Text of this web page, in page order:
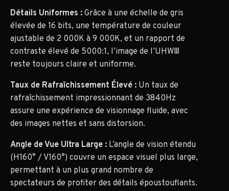
Détails Uniformes : Grâce à une échelle de gris
élevée de 16 bits, une température de couleur
ajustable de 2 000K à 9 000K, et un rapport de
contraste élevé de 5000:1, l’image de l’UHWⅢ
reste toujours claire et uniforme.
Taux de Rafraîchissement Élevé : Un taux de
rafraîchissement impressionnant de 3840Hz
assure une expérience de visionnage fluide, avec
des images nettes et sans distorsion.
Angle de Vue Ultra Large : L’angle de vision étendu
(H160° / V160°) couvre un espace visuel plus large,
permettant à un plus grand nombre de
spectateurs de profiter des détails époustouflants.